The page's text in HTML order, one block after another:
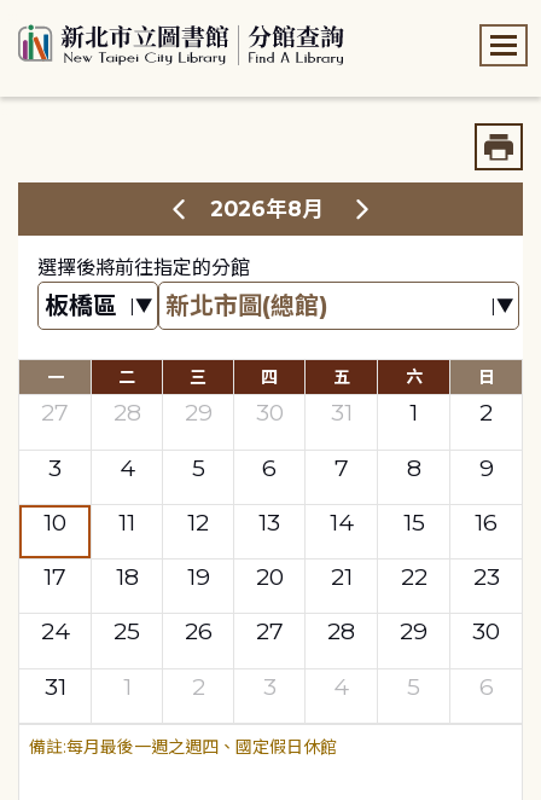
2026年8月
選擇後將前往指定的分館
一 二 三 四 五 六 日
27 28 29 30 31 1
2
3
4 5 6 7 8
9
10
11 12 13 14 15
16
17
18 19 20 21 22
23
24
25 26 27 28 29
30
31
1 2 3 4 5 6
每月最後一週之週四、國定假日休館